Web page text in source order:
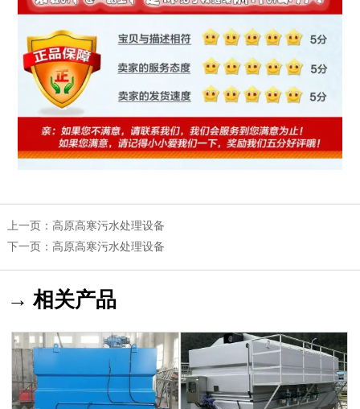
上一页： 高原高寒污水处理设备
下一页： 高原高寒污水处理设备
→ 相关产品